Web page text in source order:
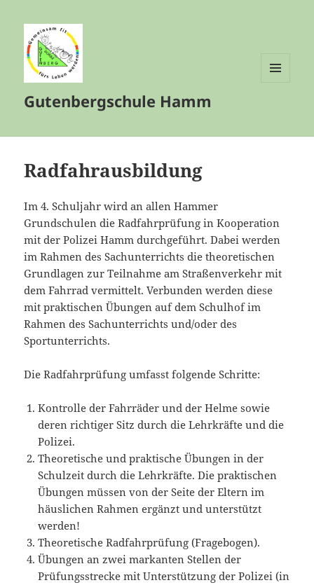
Gutenbergschule Hamm
Radfahrausbildung
Im 4. Schuljahr wird an allen Hammer
Grundschulen die Radfahrprüfung in Kooperation
mit der Polizei Hamm durchgeführt. Dabei werden
im Rahmen des Sachunterrichts die theoretischen
Grundlagen zur Teilnahme am Straßenverkehr mit
dem Fahrrad vermittelt. Verbunden werden diese
mit praktischen Übungen auf dem Schulhof im
Rahmen des Sachunterrichts und/oder des
Sportunterrichts.
Die Radfahrprüfung umfasst folgende Schritte:
Kontrolle der Fahrräder und der Helme sowie
deren richtiger Sitz durch die Lehrkräfte und die
Polizei.
Theoretische und praktische Übungen in der
Schulzeit durch die Lehrkräfte. Die praktischen
Übungen müssen von der Seite der Eltern im
häuslichen Rahmen ergänzt und unterstützt
werden!
Theoretische Radfahrprüfung (Fragebogen).
Übungen an zwei markanten Stellen der
Prüfungsstrecke mit Unterstützung der Polizei (in